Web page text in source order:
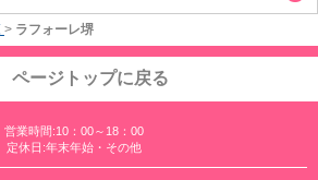
> ラフォーレ堺
ページトップに戻る
営業時間:10：00～18：00
定休日:年末年始・その他